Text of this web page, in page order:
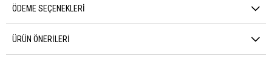
ÖDEME SEÇENEKLERI
ÜRÜN ÖNERILERI